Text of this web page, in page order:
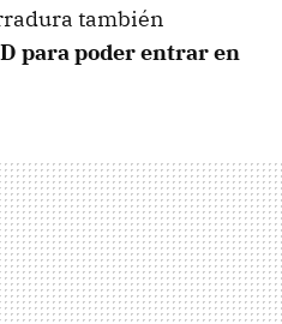
también
para poder entrar en